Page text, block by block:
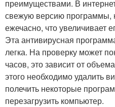
преимуществами. В
свежую версию программы,
ежечасно, что увеличивает
Эта антивирусная
легка. На проверку может
часов, это зависит от
этого необходимо удалить
полечить некоторые
перезагрузить компьютер.